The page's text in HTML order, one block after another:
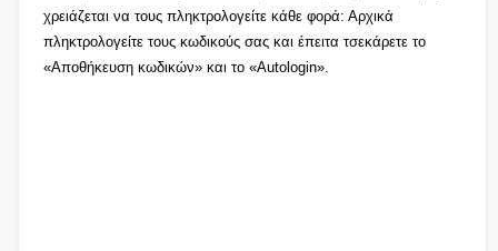
χρειάζεται να τους πληκτρολογείτε κάθε φορά: Αρχικά
πληκτρολογείτε τους κωδικούς σας και έπειτα τσεκάρετε το
«Αποθήκευση κωδικών» και το «Autologin».